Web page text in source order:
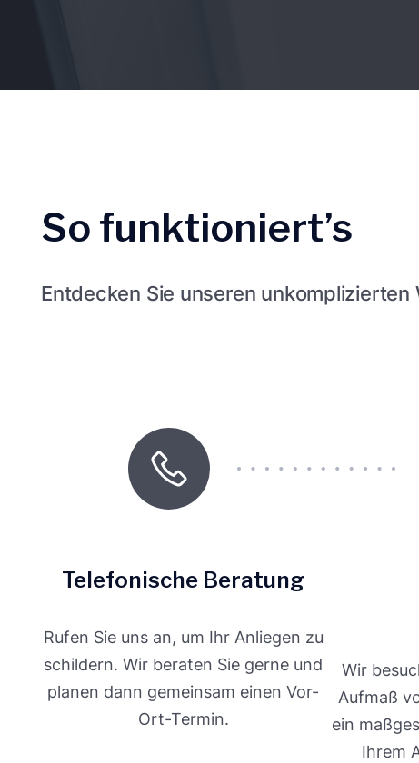
So funktioniert’s
Entdecken Sie unseren
Telefonische Beratung
Rufen Sie uns an, um Ihr Anliegen zu
schildern. Wir beraten Sie gerne und
planen dann gemeinsam einen Vor-
Ort-Termin.
Wir
Aufmaß
ein
Ihrem